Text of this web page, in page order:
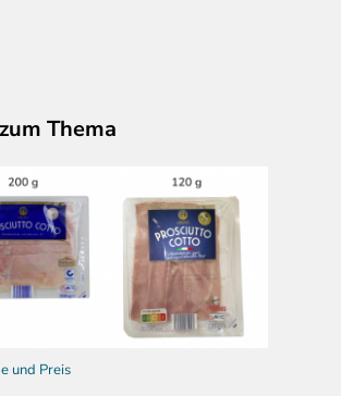
Thema
und Preis